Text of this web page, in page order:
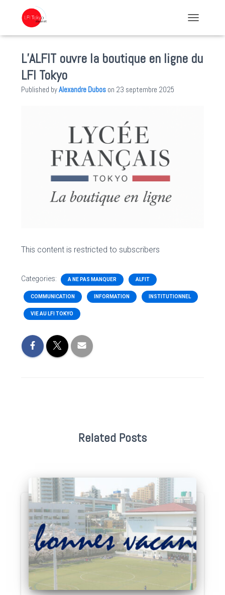
L’ALFIT ouvre la boutique en ligne du
LFI Tokyo
Published byAlexandre Dubos on 23 septembre 2025
This content is restricted to subscribers
Categories: A NE PAS MANQUER ALFIT
COMMUNICATION INFORMATION INSTITUTIONNEL
VIE AU LFI TOKYO
Related Posts